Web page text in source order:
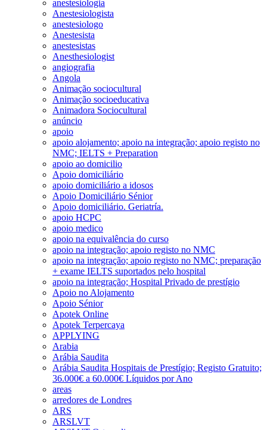
anestesiologia
Anestesiologista
anestesiologo
Anestesista
anestesistas
Anesthesiologist
angiografia
Angola
Animação sociocultural
Animação socioeducativa
Animadora Sociocultural
anúncio
apoio
apoio alojamento; apoio na integração; apoio registo no
NMC; IELTS + Preparation
apoio ao domicilio
Apoio domiciliário
apoio domiciliário a idosos
Apoio Domiciliário Sénior
Apoio domiciliário. Geriatría.
apoio HCPC
apoio medico
apoio na equivalência do curso
apoio na integração; apoio registo no NMC
apoio na integração; apoio registo no NMC; preparação
+ exame IELTS suportados pelo hospital
apoio na integração; Hospital Privado de prestígio
Apoio no Alojamento
Apoio Sénior
Apotek Online
Apotek Terpercaya
APPLYING
Arabia
Arábia Saudita
Arábia Saudita Hospitais de Prestígio; Registo Gratuito;
36.000€ a 60.000€ Líquidos por Ano
areas
arredores de Londres
ARS
ARSLVT